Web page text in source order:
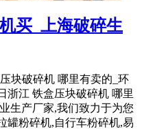
买_上海破碎生
块破碎机 哪里有卖的_环
浙江 铁盒压块破碎机 哪里
生产厂家,我们致力于为您
罐粉碎机,自行车粉碎机,易